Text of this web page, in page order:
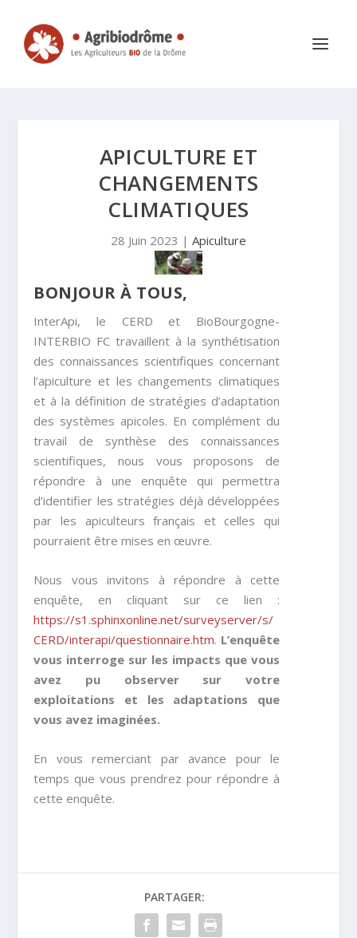
APICULTURE ET
CHANGEMENTS
CLIMATIQUES
28 Juin 2023 | Apiculture
BONJOUR À TOUS,
InterApi, le CERD et BioBourgogne-
INTERBIO FC travaillent à la synthétisation
des connaissances scientifiques concernant
l’apiculture et les changements climatiques
et à la définition de stratégies d’adaptation
des systèmes apicoles. En complément du
travail de synthèse des connaissances
scientifiques, nous vous proposons de
répondre à une enquête qui permettra
d’identifier les stratégies déjà développées
par les apiculteurs français et celles qui
pourraient être mises en œuvre.
Nous vous invitons à répondre à cette
enquête, en cliquant sur ce lien :
https://s1.sphinxonline.net/surveyserver/s/
CERD/interapi/questionnaire.htm. L’enquête
vous interroge sur les impacts que vous
avez pu observer sur votre
exploitations et les adaptations que
vous avez imaginées.
En vous remerciant par avance pour le
temps que vous prendrez pour répondre à
cette enquête.
PARTAGER: